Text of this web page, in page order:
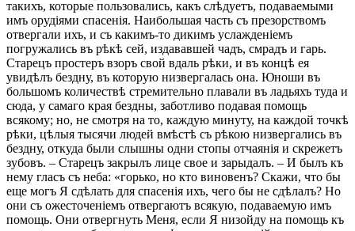
такихъ, которые пользовались, какъ слѣдуетъ, подаваемыми
имъ орудіями спасенія. Наибольшая часть съ презорствомъ
отвергали ихъ, и съ какимъ-то дикимъ услажденіемъ
погружались въ рѣкѣ сей, издававшей чадъ, смрадъ и гарь.
Старецъ простеръ взоръ свой вдаль рѣки, и въ концѣ ея
увидѣлъ бездну, въ которую низвергалась она. Юноши въ
большомъ количествѣ стремительно плавали въ ладьяхъ туда и
сюда, у самаго края бездны, заботливо подавая помощь
всякому; но, не смотря на то, каждую минуту, на каждой точкѣ
рѣки, цѣлыя тысячи людей вмѣстѣ съ рѣкою низвергались въ
бездну, откуда были слышны одни стопы отчаянія и скрежетъ
зубовъ. – Старецъ закрылъ лице свое и зарыдалъ. – И былъ къ
нему гласъ съ неба: «горько, но кто виновенъ? Скажи, что бы
еще могъ Я сдѣлать для спасенія ихъ, чего бы не сдѣлалъ? Но
они съ ожесточеніемъ отвергаютъ всякую, подаваемую имъ
помощь. Они отвергнуть Меня, если Я низойду на помощь къ